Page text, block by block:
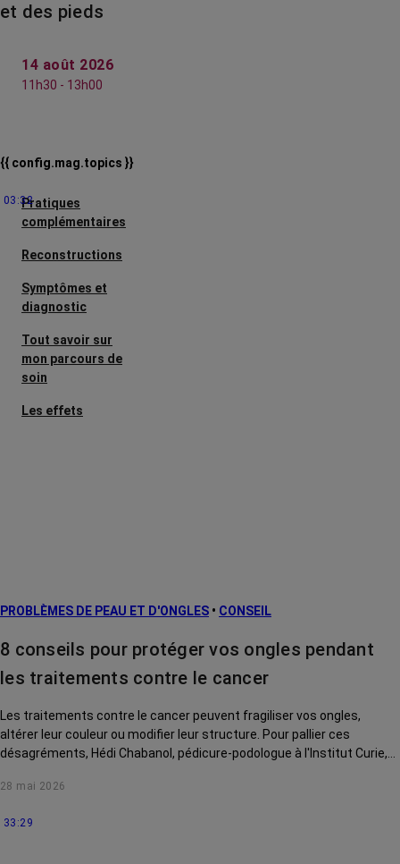
et des pieds
14 août 2026
11h30 - 13h00
{{ config.mag.topics }}
Pratiques
complémentaires
Reconstructions
Symptômes et
diagnostic
Tout savoir sur
mon parcours de
soin
Les effets
Traitements
La vie autour
03:32
PROBLÈMES DE PEAU ET D'ONGLES • CONSEIL
8 conseils pour protéger vos ongles pendant
les traitements contre le cancer
Les traitements contre le cancer peuvent fragiliser vos ongles,
altérer leur couleur ou modifier leur structure. Pour pallier ces
désagréments, Hédi Chabanol, pédicure-podologue à l'Institut Curie,
28 mai 2026
33:29